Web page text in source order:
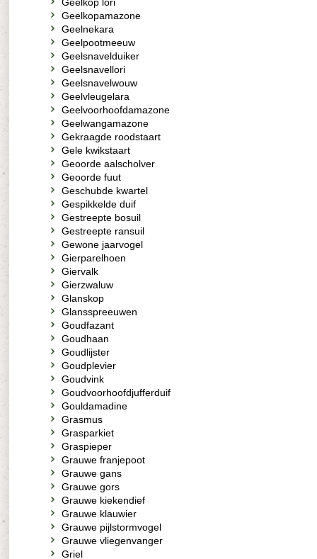
Geelkopamazone
Geelnekara
Geelpootmeeuw
Geelsnavelduiker
Geelsnavellori
Geelsnavelwouw
Geelvleugelara
Geelvoorhoofdamazone
Geelwangamazone
Gekraagde roodstaart
Gele kwikstaart
Geoorde aalscholver
Geoorde fuut
Geschubde kwartel
Gespikkelde duif
Gestreepte bosuil
Gestreepte ransuil
Gewone jaarvogel
Gierparelhoen
Giervalk
Gierzwaluw
Glanskop
Glansspreeuwen
Goudfazant
Goudhaan
Goudlijster
Goudplevier
Goudvink
Goudvoorhoofdjufferduif
Gouldamadine
Grasmus
Grasparkiet
Graspieper
Grauwe franjepoot
Grauwe gans
Grauwe gors
Grauwe kiekendief
Grauwe klauwier
Grauwe pijlstormvogel
Grauwe vliegenvanger
Griel